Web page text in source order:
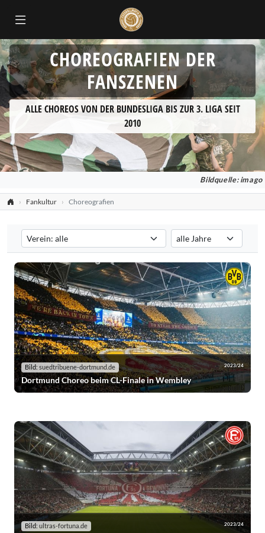
CHOREOGRAFIEN DER
FANSZENEN
ALLE CHOREOS VON DER BUNDESLIGA BIS ZUR 3. LIGA SEIT
2010
Bildquelle: imago
Fankultur Choreografien
Verein auswählen
Filtert die Choreografien nach dem ausgewählten Verein.
Saison auswählen
Filtert die Choreografien
Bild: suedtribuene-dortmund.de 2023/24
Dortmund Choreo beim CL-Finale in Wembley
Bild: ultras-fortuna.de 2023/24